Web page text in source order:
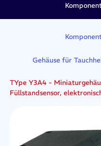
Gehäuse für
TYpe Y3A4 -
Füllstandsensor,